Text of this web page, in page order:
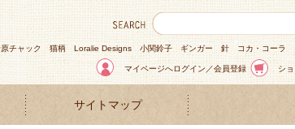
チャック 猫柄 Loralie Designs 小関鈴子 ギンガー 針 コカ・コーラ
マイページへログイン／会員登録 シ
サイトマップ